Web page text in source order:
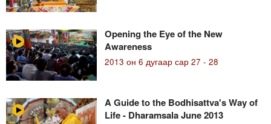
Opening the Eye of the New
Awareness
2013 он 6 дугаар сар 27 - 28
A Guide to the Bodhisattva's Way of
Life - Dharamsala June 2013